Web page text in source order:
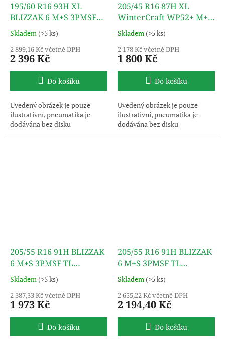
195/60 R16 93H XL
BLIZZAK 6 M+S 3PMSF
TL BRIDGESTONE
Skladem(>5 ks)
2 899,16 Kč včetně DPH
2 396 Kč
Do košíku
Uvedený obrázek je pouze
ilustrativní, pneumatika je
dodávána bez disku
205/45 R16 87H XL
WinterCraft WP52+ M+S
3PMSF TL KUMHO
Skladem(>5 ks)
2 178 Kč včetně DPH
1 800 Kč
Do košíku
Uvedený obrázek je pouze
ilustrativní, pneumatika je
dodávána bez disku
205/55 R16 91H BLIZZAK
6 M+S 3PMSF TL
BRIDGESTONE
Skladem(>5 ks)
2 387,33 Kč včetně DPH
1 973 Kč
Do košíku
205/55 R16 91H BLIZZAK
6 M+S 3PMSF TL
BRIDGESTONE
Skladem(>5 ks)
2 655,22 Kč včetně DPH
2 194,40 Kč
Do košíku